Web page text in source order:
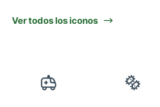
Ver todos los iconos